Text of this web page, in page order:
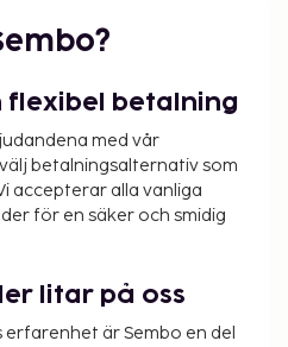
lokala myndigheterna och
natten du bor på
16 år är
skattebefrielser och
kan få mer information
boendet med uppgifterna
som du fått efter att ha
till 30 april, EUR
upp till 9 nätter, och
flexibel betalning
med vår
betalningsalternativ som
accepterar alla vanliga
för en säker och smidig
litar på oss
erfarenhet är Sembo en del